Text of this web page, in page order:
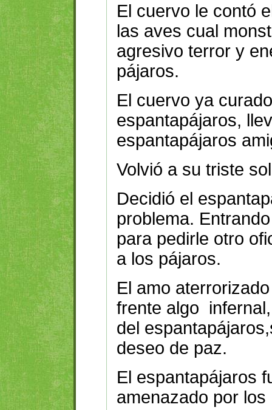
El cuervo le contó
las aves cual
agresivo terror y
pájaros.
El cuervo ya
espantapájaros,
espantapájaros
Volvió a su triste
Decidió el
problema.
para pedirle otro
a los pájaros.
El amo
frente algo
del
deseo de paz.
El espantapájaros
amenazado por